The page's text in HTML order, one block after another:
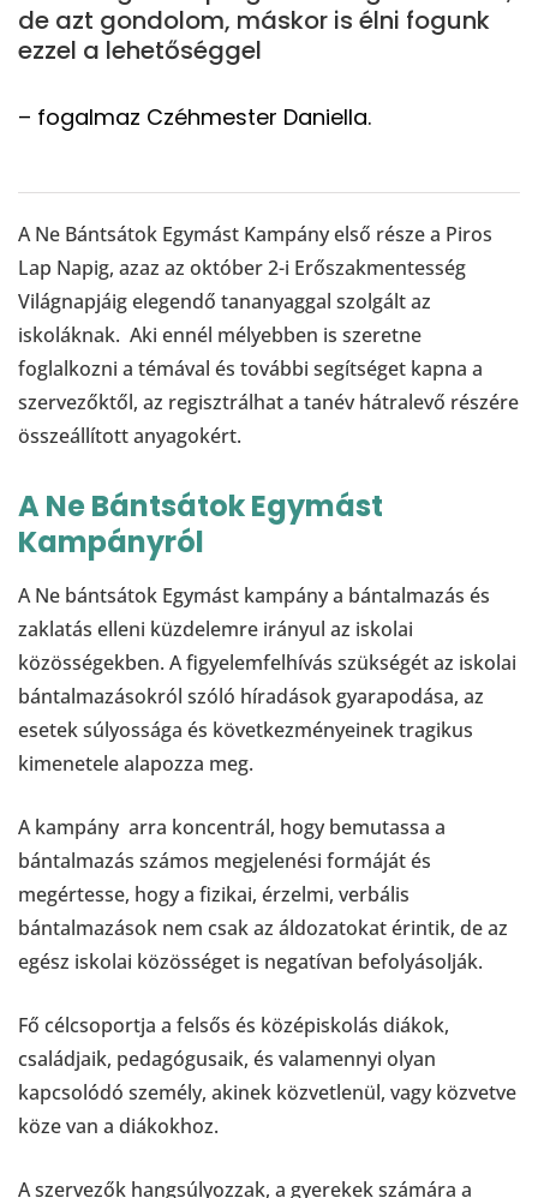
de azt gondolom, máskor is élni fogunk
ezzel a lehetőséggel
– fogalmaz Czéhmester Daniella.
A Ne Bántsátok Egymást Kampány első része a Piros
Lap Napig, azaz az október 2-i Erőszakmentesség
Világnapjáig elegendő tananyaggal szolgált az
iskoláknak. Aki ennél mélyebben is szeretne
foglalkozni a témával és további segítséget kapna a
szervezőktől, az regisztrálhat a tanév hátralevő részére
összeállított anyagokért.
A Ne Bántsátok Egymást
Kampányról
A Ne bántsátok Egymást kampány a bántalmazás és
zaklatás elleni küzdelemre irányul az iskolai
közösségekben. A figyelemfelhívás szükségét az iskolai
bántalmazásokról szóló híradások gyarapodása, az
esetek súlyossága és következményeinek tragikus
kimenetele alapozza meg.
A kampány arra koncentrál, hogy bemutassa a
bántalmazás számos megjelenési formáját és
megértesse, hogy a fizikai, érzelmi, verbális
bántalmazások nem csak az áldozatokat érintik, de az
egész iskolai közösséget is negatívan befolyásolják.
Fő célcsoportja a felsős és középiskolás diákok,
családjaik, pedagógusaik, és valamennyi olyan
kapcsolódó személy, akinek közvetlenül, vagy közvetve
köze van a diákokhoz.
A szervezők hangsúlyozzak, a gyerekek számára a